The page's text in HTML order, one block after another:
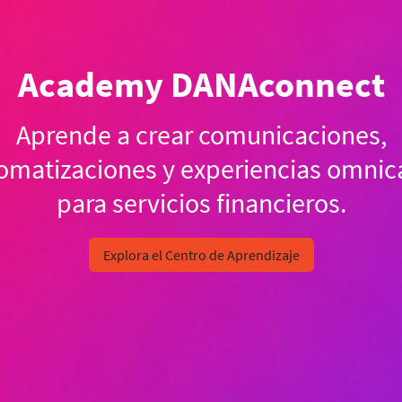
Academy DANAconnect
Aprende a crear comunicaciones,
y experiencias
para servicios financieros.
Explora el Centro de Aprendizaje